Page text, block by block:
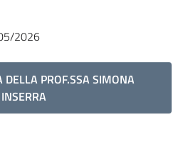
2026
DELLA PROF.SSA SIMONA
INSERRA